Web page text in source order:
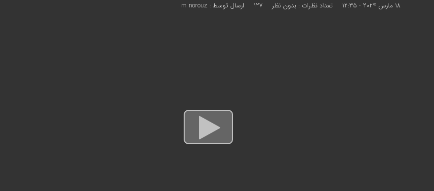
18 مارس 2024 - 12:35 تعداد نظرات : بدون نظر ارسال توسط : m norouz